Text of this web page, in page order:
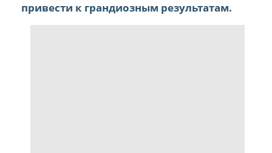
привести к грандиозным результатам.